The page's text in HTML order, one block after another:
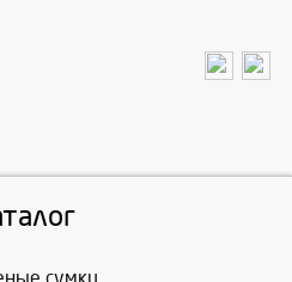
сумки